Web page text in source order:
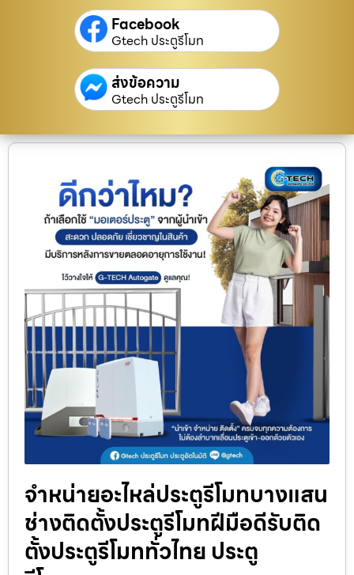
Facebook
Gtech ประตูรีโมท
ส่งข้อความ
Gtech ประตูรีโมท
จำหน่ายอะไหล่ประตูรีโมทบางแสน
ช่างติดตั้งประตูรีโมทฝีมือดีรับติด
ตั้งประตูรีโมททั่วไทย ประตู